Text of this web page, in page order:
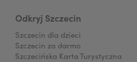
Odkryj Szczecin
Szczecin dla dzieci
Szczecin za darmo
Szczecińska Karta Turystyczna